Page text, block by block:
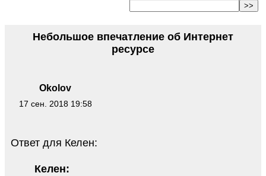
>>
Okolov
17 сен. 2018 19:58
Небольшое впечатление об Интернет
ресурсе
Ответ для Келен:
Келен: